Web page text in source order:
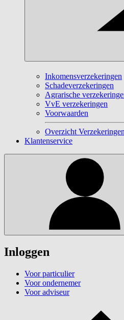
Inkomensverzekeringen
Schadeverzekeringen
Agrarische
VvE verzekeringen
Voorwaarden
Overzicht Verzekeringen
Klantenservice
Inloggen
Voor particulier
Voor ondernemer
Voor adviseur